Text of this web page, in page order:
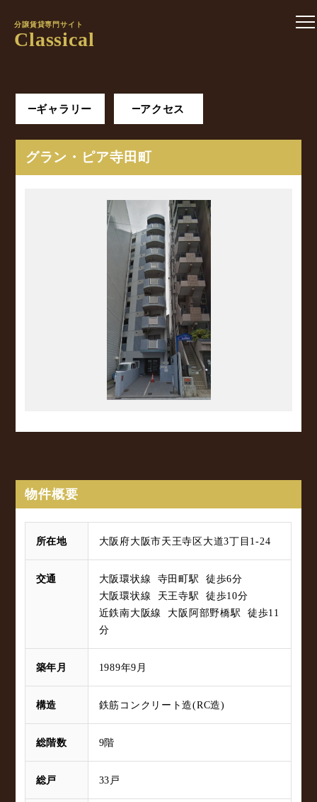
分譲賃貸専門サイト
Classical
ギャラリー アクセス
グラン・ピア寺田町
物件概要
所在地 大阪府大阪市天王寺区大道3丁目1-24
交通
大阪環状線 寺田町駅 徒歩6分
大阪環状線 天王寺駅 徒歩10分
近鉄南大阪線 大阪阿部野橋駅 徒歩11
分
築年月 1989年9月
構造 鉄筋コンクリート造(RC造)
総階数 9階
総戸 33戸